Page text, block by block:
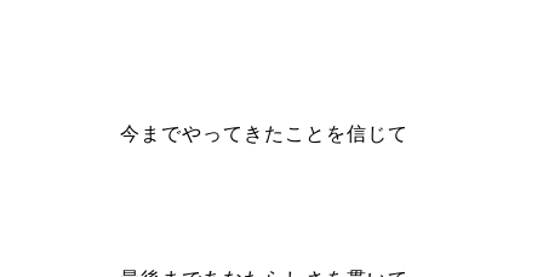
今までやってきたことを信じて